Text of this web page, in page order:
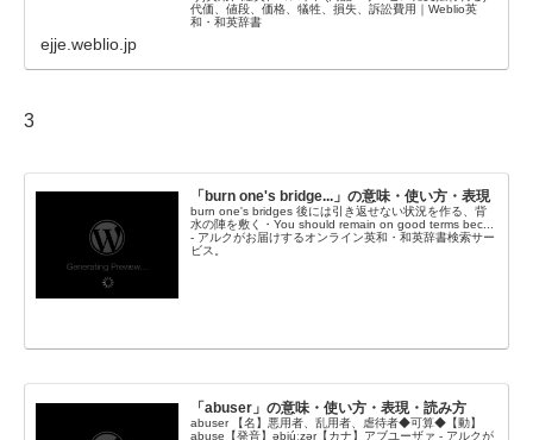
代価、値段、価格、犠牲、損失、訴訟費用｜Weblio英
和・和英辞書
ejje.weblio.jp
3
「burn one's bridge...」の意味・使い方・表現
burn one's bridges 後には引き返せない状況を作る、背
水の陣を敷く・You should remain on good terms bec...
- アルクがお届けするオンライン英和・和英辞書検索サー
ビス。
「abuser」の意味・使い方・表現・読み方
abuser 【名】悪用者、乱用者、虐待者◆可算◆【動】
abuse【発音】əbjúːzər【カナ】アブユーザァ - アルクが